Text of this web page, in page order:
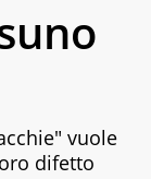
vuole
difetto